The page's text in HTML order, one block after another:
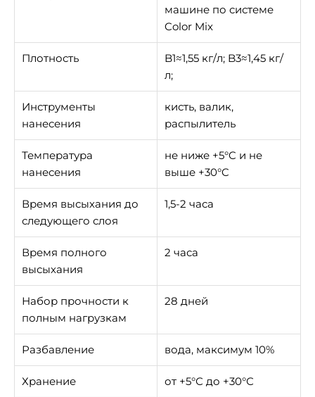
машине по системе
Color Mix
Плотность
B1≈1,55 кг/л; B3≈1,45 кг/
л;
Инструменты
нанесения
кисть, валик,
распылитель
Температура
нанесения
не ниже +5°C и не
выше +30°C
Время высыхания до
следующего слоя
1,5-2 часа
Время полного
высыхания
2 часа
Набор прочности к
полным нагрузкам
28 дней
Разбавление вода, максимум 10%
Хранение от +5°С до +30°С